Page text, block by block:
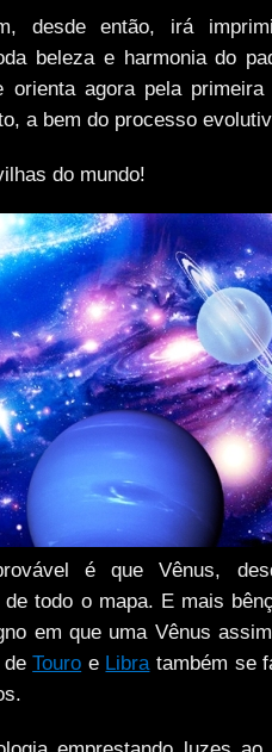
desde então, irá
beleza e harmonia do
agora pela
a bem do processo
do mundo!
é que Vênus,
todo o mapa. E mais
em que uma Vênus
deTouro e Libratambém se